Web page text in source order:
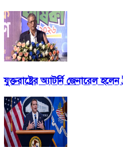
যুক্তরাষ্ট্রের অ্যাটর্নি জেনারেল